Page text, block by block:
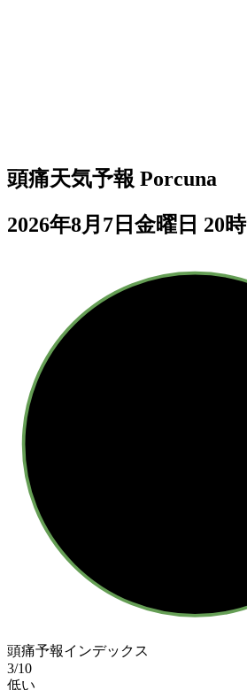
頭痛天気予報 Porcuna
2026年8月7日金曜日 20時
頭痛予報インデックス
3/10
低い